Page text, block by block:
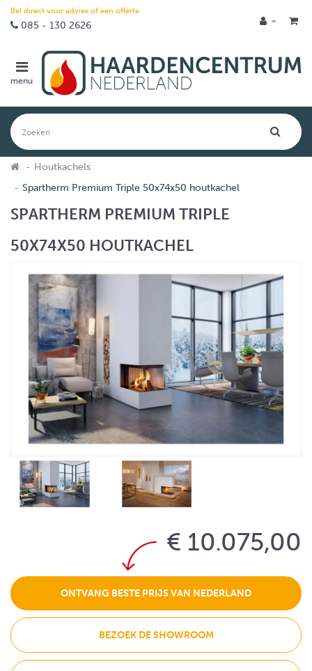
Bel direct voor advies of een offerte
085 - 130 2626
menu
Houtkachels
Spartherm Premium Triple 50x74x50 houtkachel
SPARTHERM PREMIUM TRIPLE
50X74X50 HOUTKACHEL
€ 10.075,00
ONTVANG BESTE PRIJS VAN NEDERLAND
BEZOEK DE SHOWROOM